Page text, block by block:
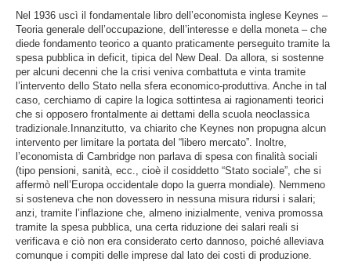
Nel 1936 uscì il fondamentale libro dell’economista inglese Keynes –
Teoria generale dell’occupazione, dell’interesse e della moneta – che
diede fondamento teorico a quanto praticamente perseguito tramite la
spesa pubblica in deficit, tipica del New Deal. Da allora, si sostenne
per alcuni decenni che la crisi veniva combattuta e vinta tramite
l’intervento dello Stato nella sfera economico-produttiva. Anche in tal
caso, cerchiamo di capire la logica sottintesa ai ragionamenti teorici
che si opposero frontalmente ai dettami della scuola neoclassica
tradizionale.Innanzitutto, va chiarito che Keynes non propugna alcun
intervento per limitare la portata del “libero mercato”. Inoltre,
l’economista di Cambridge non parlava di spesa con finalità sociali
(tipo pensioni, sanità, ecc., cioè il cosiddetto “Stato sociale”, che si
affermò nell’Europa occidentale dopo la guerra mondiale). Nemmeno
si sosteneva che non dovessero in nessuna misura ridursi i salari;
anzi, tramite l’inflazione che, almeno inizialmente, veniva promossa
tramite la spesa pubblica, una certa riduzione dei salari reali si
verificava e ciò non era considerato certo dannoso, poiché alleviava
comunque i compiti delle imprese dal lato dei costi di produzione.